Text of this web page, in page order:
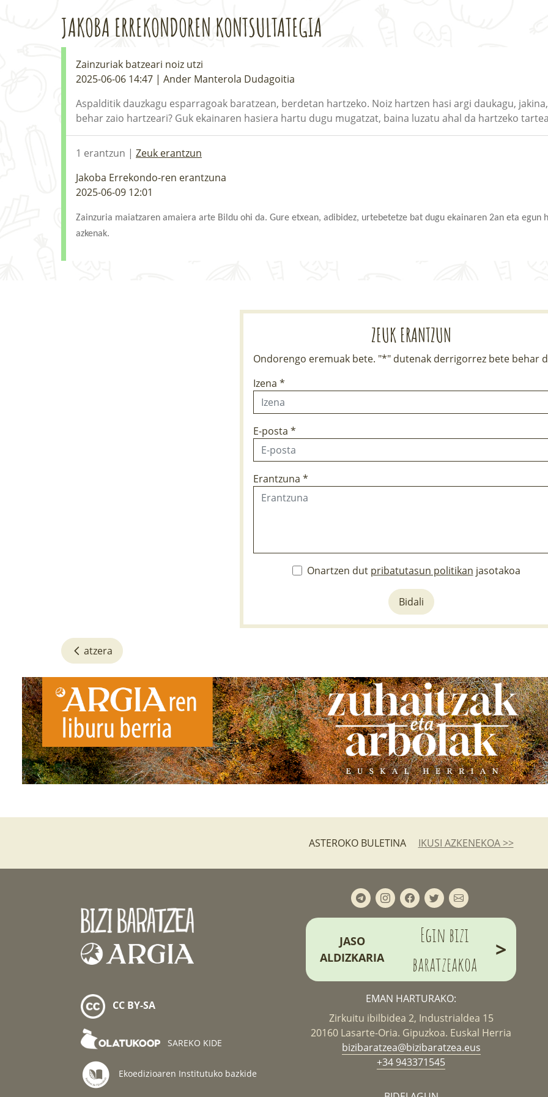
JAKOBA ERREKONDOREN KONTSULTATEGIA
Zainzuriak batzeari noiz utzi
2025-06-06 14:47 | Ander Manterola Dudagoitia
Aspalditik dauzkagu esparragoak baratzean, berdetan hartzeko. Noiz hartzen hasi argi daukagu,
behar zaio hartzeari? Guk ekainaren hasiera hartu dugu mugatzat, baina luzatu ahal da hartzeko
1 erantzun | Zeuk erantzun
Jakoba Errekondo-ren erantzuna
2025-06-09 12:01
Zainzuria maiatzaren amaiera arte Bildu ohi da. Gure etxean, adibidez, urtebetetze bat dugu ekainaren 2an eta egun
azkenak.
ZEUK ERANTZUN
Ondorengo eremuak bete. "*" dutenak derrigorrez bete behar
Izena *
E-posta *
Erantzuna *
Onartzen dut pribatutasun politikan jasotakoa
Bidali
atzera
ASTEROKO BULETINA IKUSI AZKENEKOA >>
CC BY-SA
SAREKO KIDE
Ekoedizioaren Institutuko bazkide
JASO
ALDIZKARIA
Egin bizi
baratzeakoa
>
EMAN HARTURAKO:
Zirkuitu ibilbidea 2, Industrialdea 15
20160 Lasarte-Oria. Gipuzkoa. Euskal Herria
bizibaratzea@bizibaratzea.eus
+34 943371545